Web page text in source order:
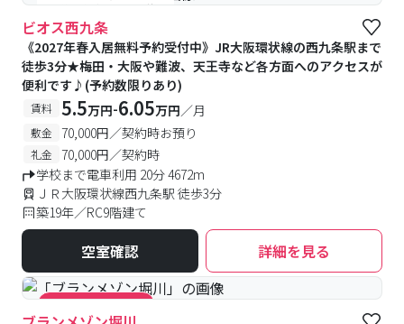
#予約受付中 #空室待ち
ビオス西九条
《2027年春入居無料予約受付中》JR大阪環状線の西九条駅まで
徒歩3分★梅田・大阪や難波、天王寺など各方面へのアクセスが
便利です♪(予約数限りあり)
賃料 5.5万円-6.05万円／月
敷金 70,000円／契約時お預り
礼金
70,000円／契約時
学校まで電車利用 20分 4672m
ＪＲ大阪環状線西九条駅 徒歩3分
築19年／RC9階建て
空室確認 詳細を見る
#キャンペーン実施中